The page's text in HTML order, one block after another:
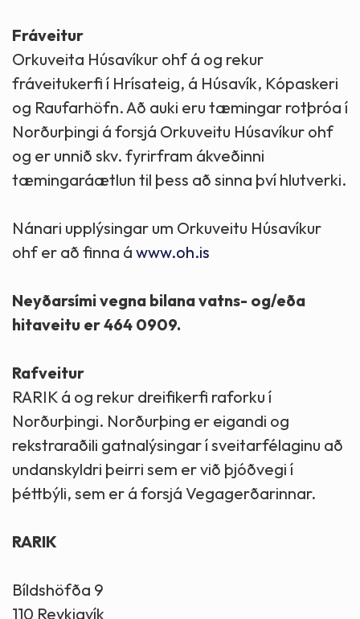
Fráveitur
Orkuveita Húsavíkur ohf á og rekur
fráveitukerfi í Hrísateig, á Húsavík, Kópaskeri
og Raufarhöfn. Að auki eru tæmingar rotþróa í
Norðurþingi á forsjá Orkuveitu Húsavíkur ohf
og er unnið skv. fyrirfram ákveðinni
tæmingaráætlun til þess að sinna því hlutverki.
Nánari upplýsingar um Orkuveitu Húsavíkur
ohf er að finna á www.oh.is
Neyðarsími vegna bilana vatns- og/eða
hitaveitu er 464 0909.
Rafveitur
RARIK á og rekur dreifikerfi raforku í
Norðurþingi. Norðurþing er eigandi og
rekstraraðili gatnalýsingar í sveitarfélaginu að
undanskyldri þeirri sem er við þjóðvegi í
þéttbýli, sem er á forsjá Vegagerðarinnar.
RARIK
Bíldshöfða 9
110 Reykjavík